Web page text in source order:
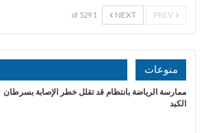
NEXT
1 of 529
منوعات
ممارسة الرياضة بانتظام قد تقلل خطر الإصابة بسرطان
الكبد